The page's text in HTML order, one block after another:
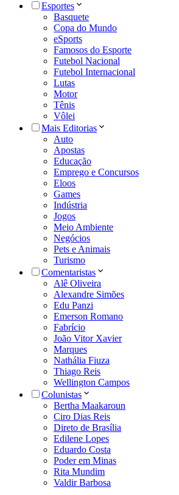
Esportes
Basquete
Copa do Mundo
eSports
Famosos do Esporte
Futebol Nacional
Futebol Internacional
Lutas
Motor
Tênis
Vôlei
Mais Editorias
Auto
Apostas
Educação
Emprego e Concursos
Eloos
Games
Indústria
Jogos
Meio Ambiente
Negócios
Pets e Animais
Turismo
Comentaristas
Alê Oliveira
Alexandre Simões
Edu Panzi
Emerson Romano
Fabrício
João Vitor Xavier
Marques
Nathália Fiuza
Thiago Reis
Wellington Campos
Colunistas
Bertha Maakaroun
Ciro Dias Reis
Direto de Brasília
Edilene Lopes
Eduardo Costa
Poder em Minas
Rita Mundim
Valdir Barbosa